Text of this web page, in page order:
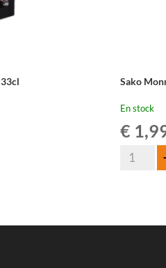
Sako
En stock
€
quantité